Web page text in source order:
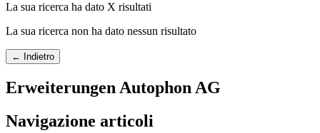
La sua ricerca ha dato X risultati
La sua ricerca non ha dato nessun risultato
← Indietro
Erweiterungen Autophon AG
Navigazione articoli